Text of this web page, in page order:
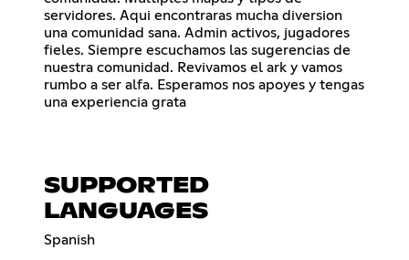
servidores. Aqui encontraras mucha diversion
una comunidad sana. Admin activos, jugadores
fieles. Siempre escuchamos las sugerencias de
nuestra comunidad. Revivamos el ark y vamos
rumbo a ser alfa. Esperamos nos apoyes y tengas
una experiencia grata
SUPPORTED
LANGUAGES
Spanish